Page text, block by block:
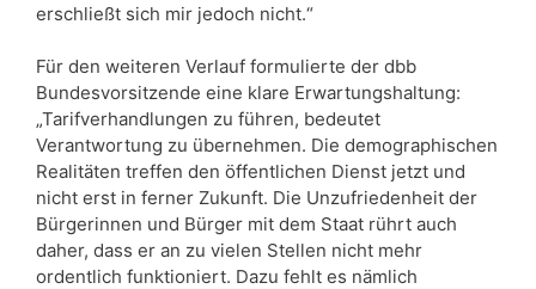
erschließt sich mir jedoch nicht.“
Für den weiteren Verlauf formulierte der dbb
Bundesvorsitzende eine klare Erwartungshaltung:
„Tarifverhandlungen zu führen, bedeutet
Verantwortung zu übernehmen. Die demographischen
Realitäten treffen den öffentlichen Dienst jetzt und
nicht erst in ferner Zukunft. Die Unzufriedenheit der
Bürgerinnen und Bürger mit dem Staat rührt auch
daher, dass er an zu vielen Stellen nicht mehr
ordentlich funktioniert. Dazu fehlt es nämlich